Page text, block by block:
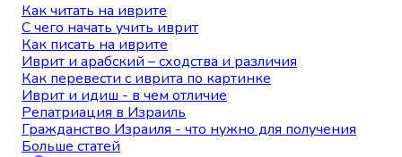
Как читать на иврите
С чего начать учить иврит
Как писать на иврите
Иврит и арабский – сходства и различия
Как перевести с иврита по картинке
Иврит и идиш - в чем отличие
Репатриация в Израиль
Гражданство Израиля - что нужно для получения
Больше статей